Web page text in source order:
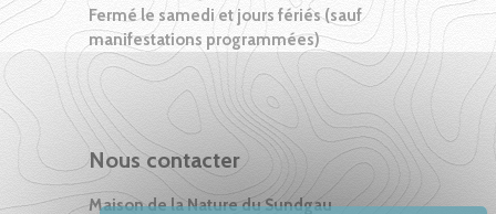
Fermé le samedi et jours fériés (sauf
manifestations programmées)
Nous contacter
Maison de la Nature du Sundgau